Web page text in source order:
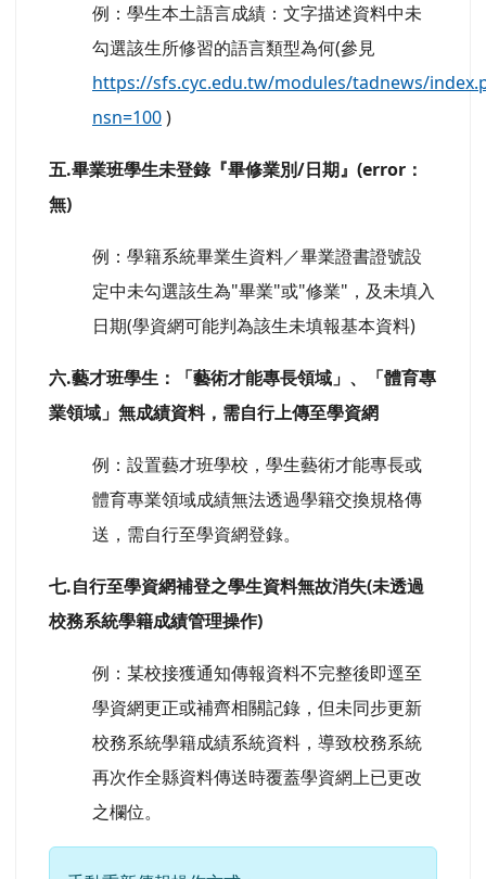
例：學生本土語言成績：文字描述資料中未
勾選該生所修習的語言類型為何(參見
https://sfs.cyc.edu.tw/modules/tadnews/
nsn=100)
五.畢業班學生未登錄『畢修業別/日期』(error：
無)
例：學籍系統畢業生資料／畢業證書證號設
定中未勾選該生為"畢業"或"修業"，及未填入
日期(學資網可能判為該生未填報基本資料)
六.藝才班學生：「藝術才能專長領域」、「體育專
業領域」無成績資料，需自行上傳至學資網
例：設置藝才班學校，學生藝術才能專長或
體育專業領域成績無法透過學籍交換規格傳
送，需自行至學資網登錄。
七.自行至學資網補登之學生資料無故消失(未透過
校務系統學籍成績管理操作)
例：某校接獲通知傳報資料不完整後即逕至
學資網更正或補齊相關記錄，但未同步更新
校務系統學籍成績系統資料，導致校務系統
再次作全縣資料傳送時覆蓋學資網上已更改
之欄位。